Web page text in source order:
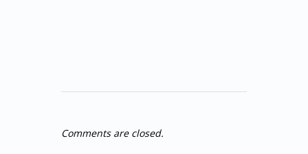
Comments are closed.